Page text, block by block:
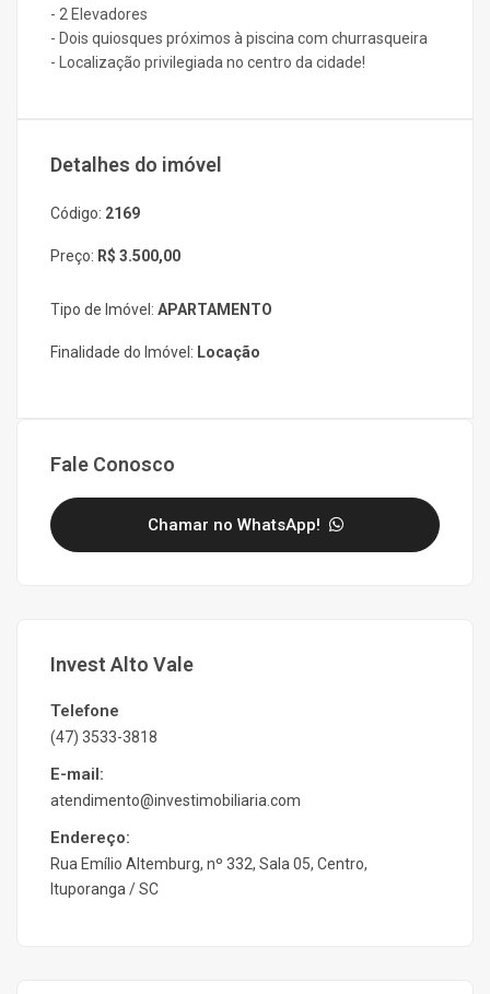
- 2 Elevadores
- Dois quiosques próximos à piscina com churrasqueira
- Localização privilegiada no centro da cidade!
Detalhes do imóvel
Código: 2169
Preço: R$ 3.500,00
Tipo de Imóvel: APARTAMENTO
Finalidade do Imóvel: Locação
Fale Conosco
Chamar no WhatsApp!
Invest Alto Vale
Telefone
(47) 3533-3818
E-mail:
atendimento@investimobiliaria.com
Endereço:
Rua Emílio Altemburg, nº 332, Sala 05, Centro,
Ituporanga / SC